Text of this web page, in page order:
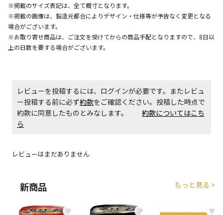
エアコンの取付工事が必要な商品です。別途費用が発
生する場合がございます。
商品購入個数ごとに送料がかかる商品です
※掲載のサイズ表記は、全て概寸となります。
※掲載の画像は、製造元都合によりデザイン・仕様等が予告なく変更となる
場合がございます。
※お取り寄せ商品は、ご注文を受けてからの商品手配となりますので、8日以
上の日数を要する場合がございます。
レビューを投稿するには、ログインが必要です。またレビュ
ー投稿する前に必ず約款をご確認ください。投稿した時点で
約款に同意したものとみなします。 約款についてはこち
ら
レビューはまだありません
新商品 もっと見る >
♥ ♥ ♥